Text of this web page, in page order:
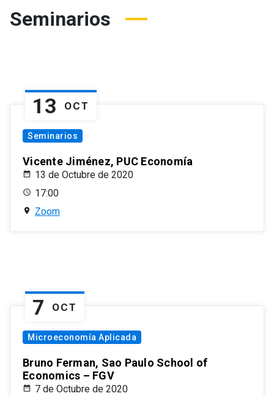
Seminarios
13 OCT
Seminarios
Vicente Jiménez, PUC Economía
13 de Octubre de 2020
17:00
Zoom
7 OCT
Microeconomía Aplicada
Bruno Ferman, Sao Paulo School of
Economics – FGV
7 de Octubre de 2020